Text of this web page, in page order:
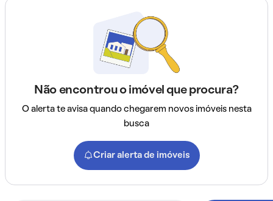
Não encontrou o imóvel que procura?
O alerta te avisa quando chegarem novos imóveis nesta
busca
Criar alerta de imóveis